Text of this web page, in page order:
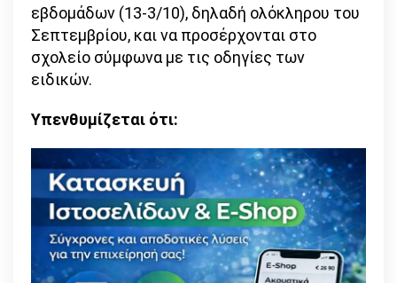
εβδομάδων (13-3/10), δηλαδή ολόκληρου του
Σεπτεμβρίου, και να προσέρχονται στο
σχολείο σύμφωνα με τις οδηγίες των
ειδικών.
Υπενθυμίζεται ότι: